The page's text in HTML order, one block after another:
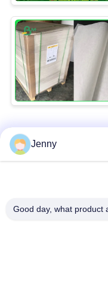
Catégories
Jenny
Good day, what product